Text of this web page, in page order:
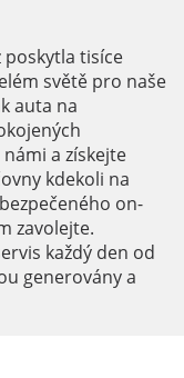
poskytla tisíce
světě pro naše
auta na
a získejte
kdekoli na
on-
zavolejte.
každý den od
generovány a